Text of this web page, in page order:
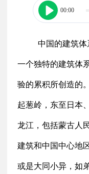
00:00
中国的建筑
一个独特的建筑体
验的累积所创造的
起葱岭，东至日本
龙江，包括蒙古人
建筑和中国中心地
或是大同小异，如